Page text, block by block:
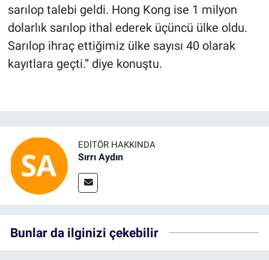
sarılop talebi geldi. Hong Kong ise 1 milyon
dolarlık sarılop ithal ederek üçüncü ülke oldu.
Sarılop ihraç ettiğimiz ülke sayısı 40 olarak
kayıtlara geçti.” diye konuştu.
EDITÖR HAKKINDA
Sırrı Aydın
Bunlar da ilginizi çekebilir